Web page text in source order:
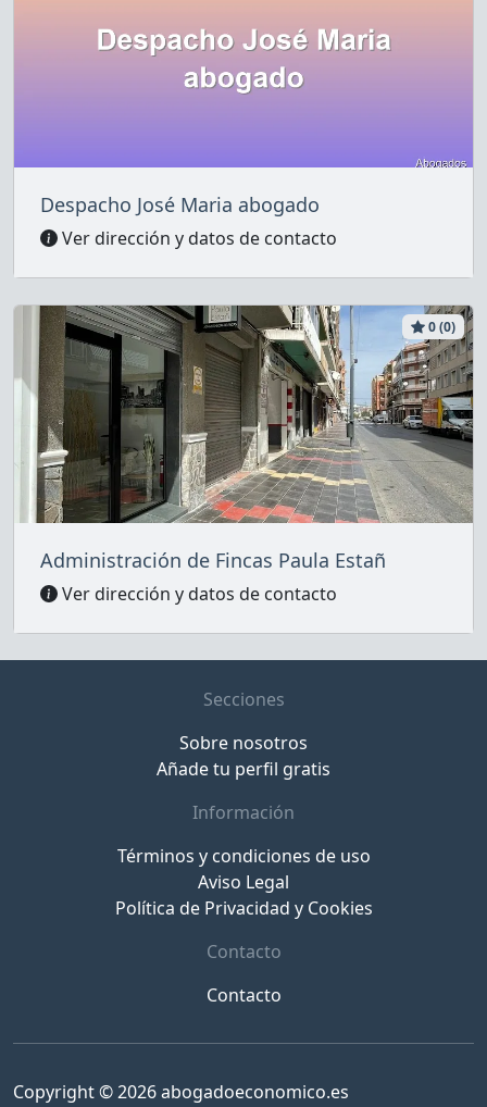
Despacho José Maria abogado
Ver dirección y datos de contacto
0 (0)
Administración de Fincas Paula Estañ
Ver dirección y datos de contacto
Secciones
Sobre nosotros
Añade tu perfil gratis
Información
Términos y condiciones de uso
Aviso Legal
Política de Privacidad y Cookies
Contacto
Contacto
Copyright © 2026 abogadoeconomico.es